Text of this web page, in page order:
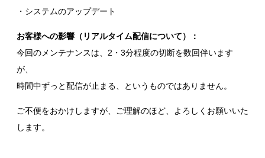
・システムのアップデート
お客様への影響（リアルタイム配信について）：
今回のメンテナンスは、2・3分程度の切断を数回伴います
が、
時間中ずっと配信が止まる、というものではありません。
ご不便をおかけしますが、ご理解のほど、よろしくお願いいた
します。